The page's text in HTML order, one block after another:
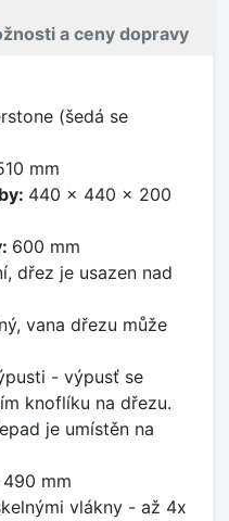
a ceny dopravy
(šedá se
mm
440 x 440 x 200
600 mm
dřez je usazen nad
vana dřezu může
- výpusť se
knoflíku na dřezu.
je umístěn na
mm
vlákny - až 4x